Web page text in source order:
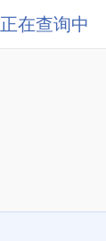
正在查询中